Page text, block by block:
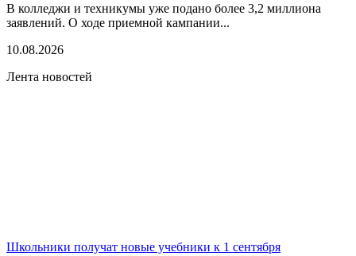
В колледжи и техникумы уже подано более 3,2 миллиона
заявлений. О ходе приемной кампании...
10.08.2026
Лента новостей
Школьники получат новые учебники к 1 сентября